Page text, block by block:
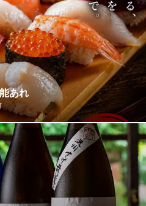
し、営業しております。人気の
物御膳！産地にこだわった新鮮
でご提供いたします。驚きのボ
毎に変化する旬の味覚をお腹い
光でのお昼ご飯にもおすすめで
あれ
屋ならではの気軽な雰囲気の中
楽しみいただけます。マグロや
、季節ごとに替わる旬の鮮魚ま
用意しております。一貫一貫丁
どうぞ。